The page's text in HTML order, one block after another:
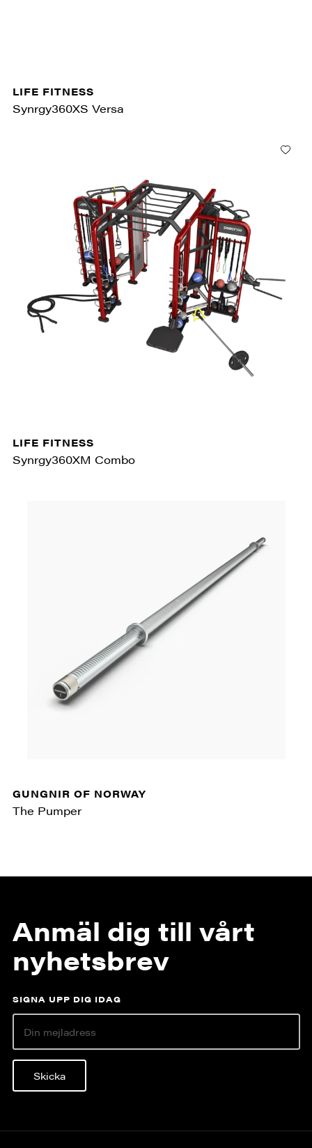
LIFE FITNESS
Synrgy360XS Versa
LIFE FITNESS
Synrgy360XM Combo
GUNGNIR OF NORWAY
The Pumper
Anmäl dig till vårt
nyhetsbrev
SIGNA UPP DIG IDAG
Skicka